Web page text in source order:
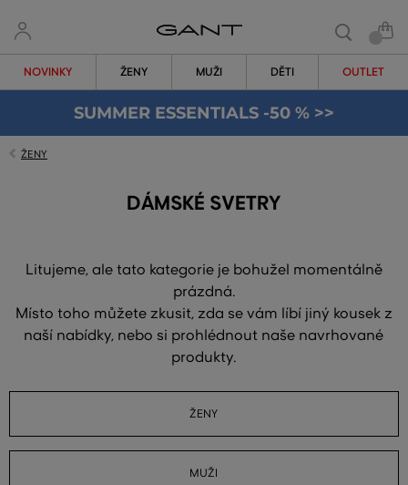
NOVINKY ŽENY MUŽI DĚTI OUTLET
SUMMER ESSENTIALS -50 % >>
ŽENY
DÁMSKÉ SVETRY
Litujeme, ale tato kategorie je bohužel momentálně
prázdná.
Místo toho můžete zkusit, zda se vám líbí jiný kousek z
naší nabídky, nebo si prohlédnout naše navrhované
produkty.
ŽENY
MUŽI